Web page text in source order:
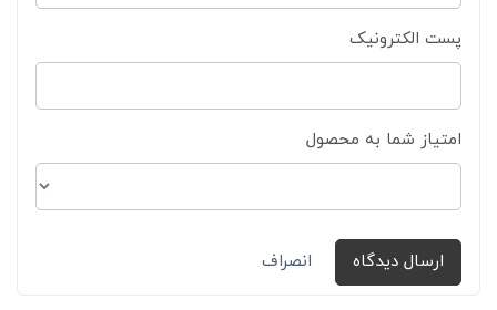
پست الکترونیک
امتیاز شما به محصول
ارسال دیدگاه انصراف